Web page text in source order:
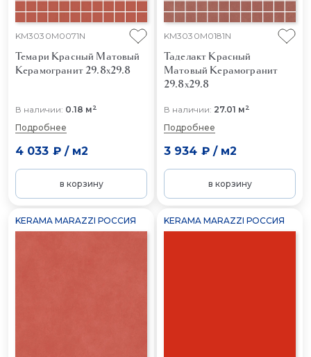
KM3030M0071N
Темари Красный Матовый
Керамогранит 29.8x29.8
В наличии: 0.18 м2
Подробнее
4 033 ₽/ м2
в корзину
KM3030M0181N
Таделакт Красный
Матовый Керамогранит
29.8x29.8
В наличии: 27.01 м2
Подробнее
3 934 ₽/ м2
в корзину
KERAMA MARAZZI РОССИЯ KERAMA MARAZZI РОССИЯ